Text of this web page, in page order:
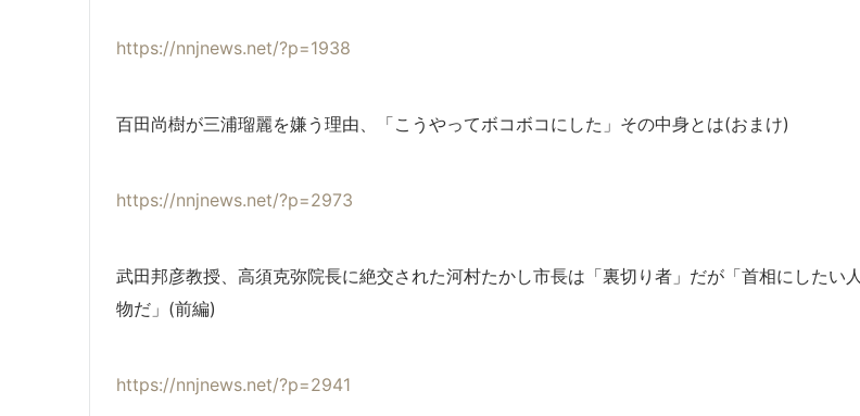
https://nnjnews.net/?p=1938
百田尚樹が三浦瑠麗を嫌う理由、「こうやってボコボコにした」その中身とは(おまけ)
https://nnjnews.net/?p=2973
武田邦彦教授、高須克弥院長に絶交された河村たかし市長は「裏切り者」だが「首相にしたい人
物だ」(前編)
https://nnjnews.net/?p=2941